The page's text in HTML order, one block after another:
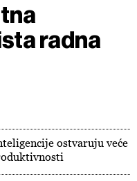
radna
ostvaruju veće